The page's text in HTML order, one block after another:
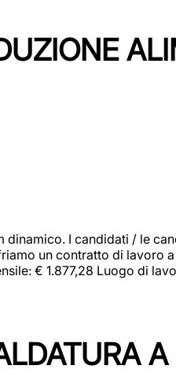
dinamico. I candidati / le
un contratto di
€ 1.877,28 Luogo di